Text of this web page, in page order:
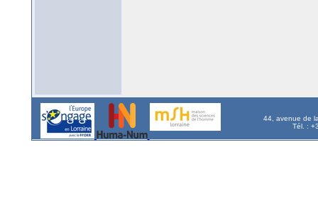
44, avenue de
Tél. :